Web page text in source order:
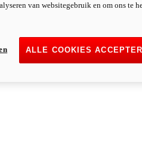
van websitegebruik en om ons te
ALLE COOKIES